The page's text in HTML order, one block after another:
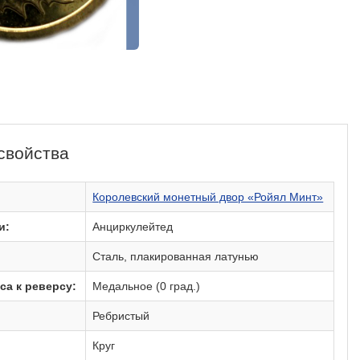
Королевский монетный двор «Ройял Минт»
Анциркулейтед
Сталь, плакированная латунью
к реверсу: Медальное (0 град.)
Ребристый
Круг